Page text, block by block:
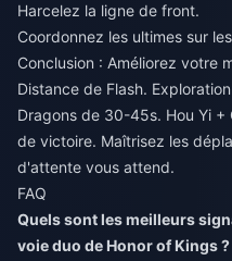
Harcelez la ligne de front.
Coordonnez les ultimes sur
Conclusion : Améliorez votre
Distance de Flash.
Dragons de 30-45s. Hou Yi +
de victoire. Maîtrisez les
d'attente vous attend.
FAQ
Quels sont les meilleurs
voie duo de Honor of Kings ?